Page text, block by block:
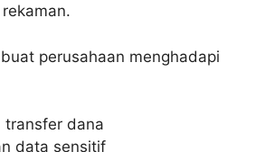
perusahaan menghadapi
transfer dana
data sensitif